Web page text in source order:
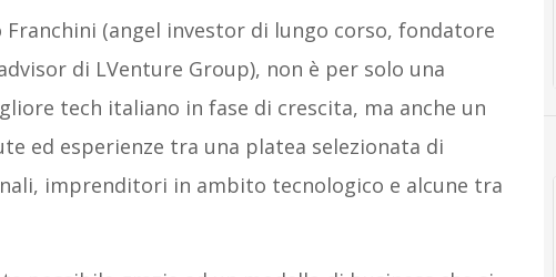
Franchini (angel investor di lungo corso, fondatore
di LVenture Group), non è per solo una
tech italiano in fase di crescita, ma anche un
ed esperienze tra una platea selezionata di
imprenditori in ambito tecnologico e alcune tra